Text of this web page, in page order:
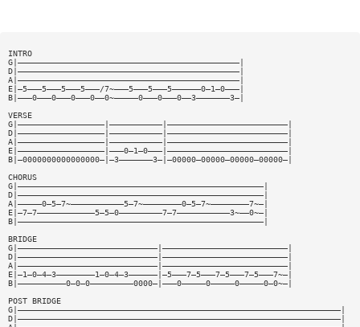
INTRO
G|——————————————————————————————————————————————|
D|——————————————————————————————————————————————|
A|——————————————————————————————————————————————|
E|—5———5———5———5———/7~———5———5———5——————0—1—0———|
B|———0———0———0———0——0~—————0———0———0——3———————3—|
VERSE
G|——————————————————|———————————|—————————————————————————|
D|——————————————————|———————————|—————————————————————————|
A|——————————————————|———————————|—————————————————————————|
E|——————————————————|———0—1—0———|—————————————————————————|
B|—0000000000000000—|—3———————3—|—00000—00000—00000—00000—|
CHORUS
G|———————————————————————————————————————————————————|
D|———————————————————————————————————————————————————|
A|—————0—5—7~———————————5—7~————————0—5—7~————————7~—|
E|—7—7————————————5—5—0—————————7—7———————————3~——0~—|
B|———————————————————————————————————————————————————|
BRIDGE
G|—————————————————————————————|——————————————————————————|
D|—————————————————————————————|——————————————————————————|
A|—————————————————————————————|——————————————————————————|
E|—1—0—4—3————————1—0—4—3——————|—5———7—5———7—5———7—5———7~—|
B|——————————0—0—0—————————0000—|———0—————0—————0—————0—0~—|
POST BRIDGE
G|———————————————————————————————————————————————————————————————————|
D|———————————————————————————————————————————————————————————————————|